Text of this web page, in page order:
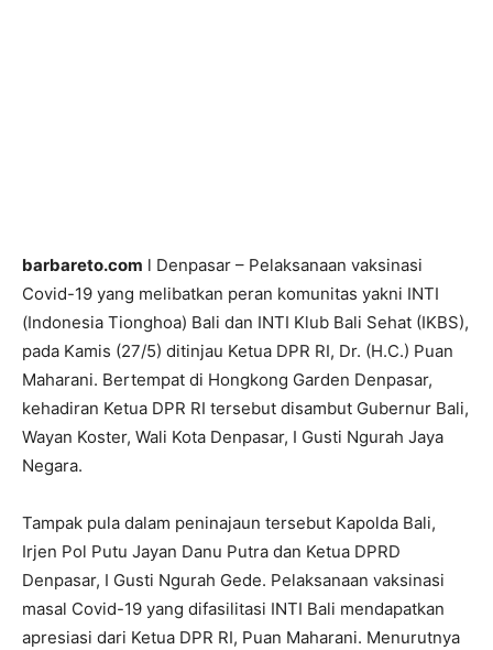
barbareto.com l Denpasar – Pelaksanaan vaksinasi
Covid-19 yang melibatkan peran komunitas yakni INTI
(Indonesia Tionghoa) Bali dan INTI Klub Bali Sehat (IKBS),
pada Kamis (27/5) ditinjau Ketua DPR RI, Dr. (H.C.) Puan
Maharani. Bertempat di Hongkong Garden Denpasar,
kehadiran Ketua DPR RI tersebut disambut Gubernur Bali,
Wayan Koster, Wali Kota Denpasar, I Gusti Ngurah Jaya
Negara.
Tampak pula dalam peninajaun tersebut Kapolda Bali,
Irjen Pol Putu Jayan Danu Putra dan Ketua DPRD
Denpasar, I Gusti Ngurah Gede. Pelaksanaan vaksinasi
masal Covid-19 yang difasilitasi INTI Bali mendapatkan
apresiasi dari Ketua DPR RI, Puan Maharani. Menurutnya